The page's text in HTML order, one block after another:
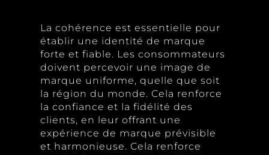
La cohérence est essentielle pour
établir une identité de marque
forte et fiable. Les consommateurs
doivent percevoir une image de
marque uniforme, quelle que soit
la région du monde. Cela renforce
la confiance et la fidélité des
clients, en leur offrant une
expérience de marque prévisible
et harmonieuse. Cela renforce